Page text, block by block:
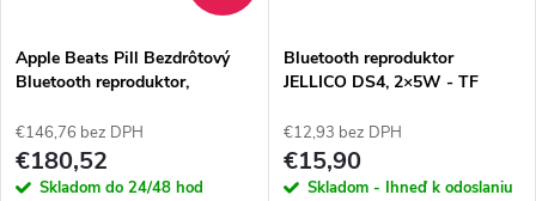
o
v
v
Apple Beats Pill Bezdrôtový
Bluetooth reproduktor,
€146,76 bez DPH
€180,52
Skladom do 24/48 hod
Bluetooth reproduktor
JELLICO DS4, 2×5W - TF
€12,93 bez DPH
€15,90
Skladom - Ihneď k odoslaniu